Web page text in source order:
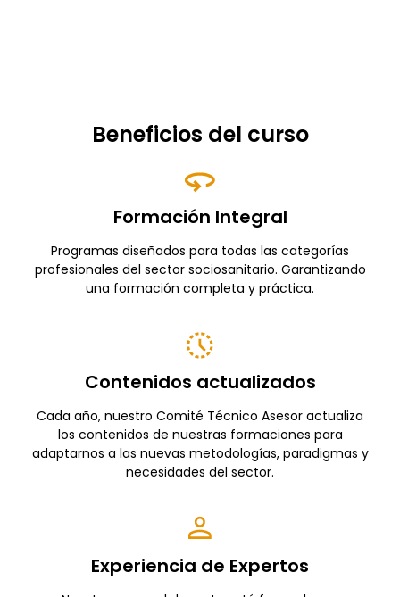
Beneficios del curso
Formación Integral
Programas diseñados para todas las categorías
profesionales del sector sociosanitario. Garantizando
una formación completa y práctica.
Contenidos actualizados
Cada año, nuestro Comité Técnico Asesor actualiza
los contenidos de nuestras formaciones para
adaptarnos a las nuevas metodologías, paradigmas y
necesidades del sector.
Experiencia de Expertos